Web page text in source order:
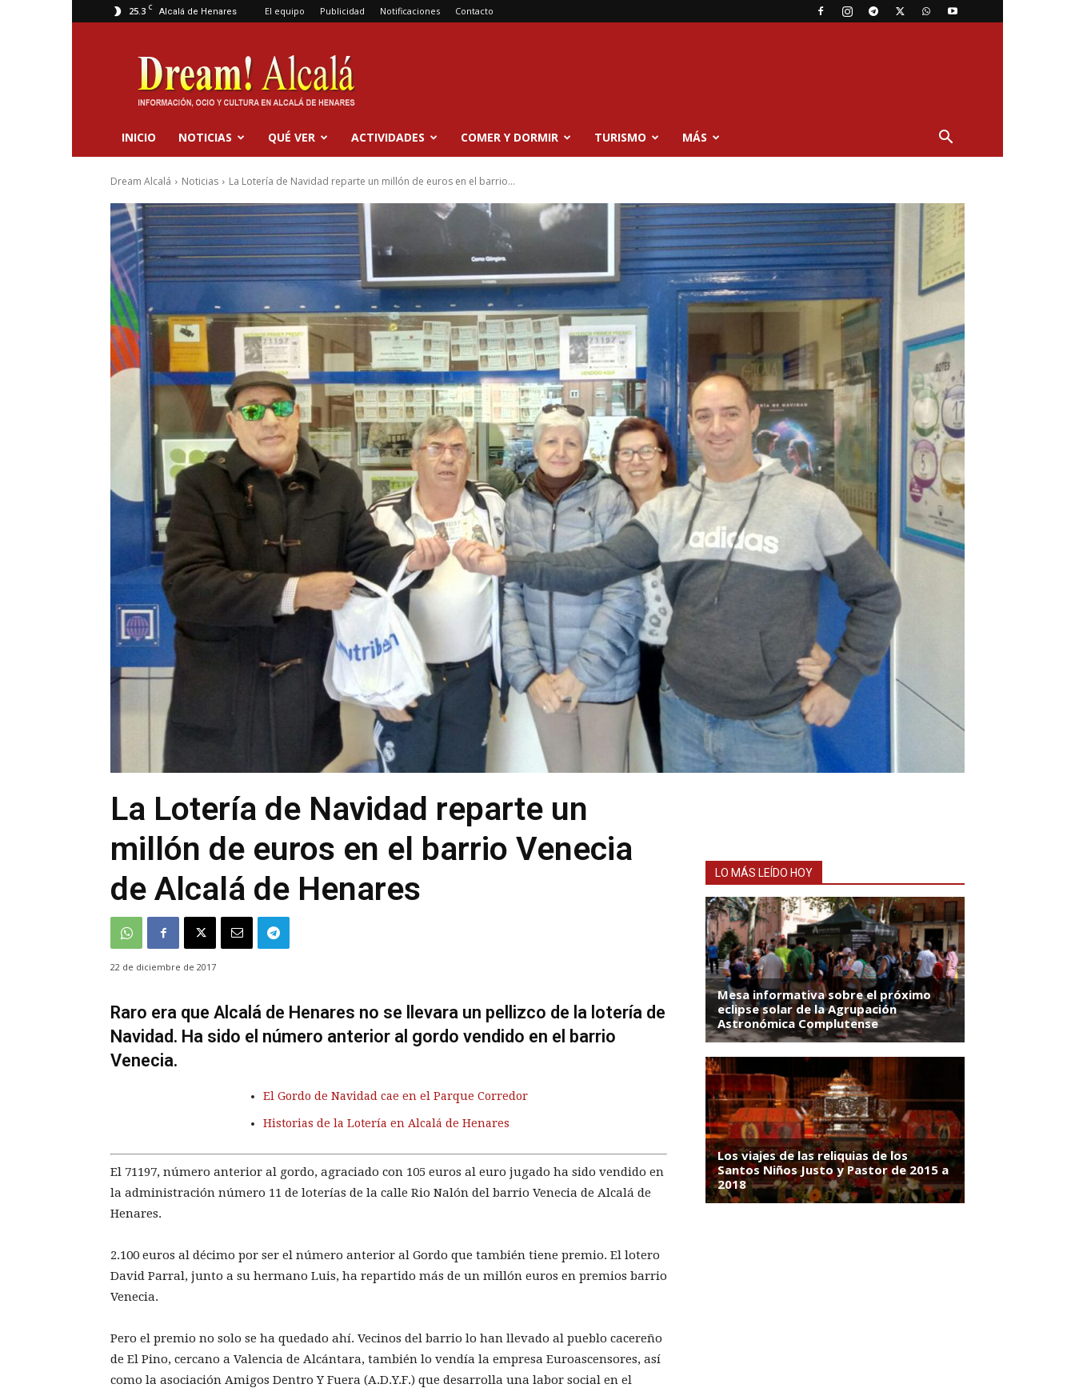
25.3 C Alcalá de Henares El equipo Publicidad Notificaciones Contacto
Dream
Alcalá
INICIO NOTICIAS QUÉ VER ACTIVIDADES COMER Y DORMIR TURISMO MÁS
Dream Alcalá Noticias La Lotería de Navidad reparte un millón de euros en el barrio...
La Lotería de Navidad reparte un
millón de euros en el barrio Venecia
de Alcalá de Henares
22 de diciembre de 2017
Raro era que Alcalá de Henares no se llevara un pellizco de la lotería de
Navidad. Ha sido el número anterior al gordo vendido en el barrio
Venecia.
El Gordo de Navidad cae en el Parque Corredor
Historias de la Lotería en Alcalá de Henares
El 71197, número anterior al gordo, agraciado con 105 euros al euro jugado ha sido vendido en
la administración número 11 de loterías de la calle Rio Nalón del barrio Venecia de Alcalá de
Henares.
2.100 euros al décimo por ser el número anterior al Gordo que también tiene premio. El lotero
David Parral, junto a su hermano Luis, ha repartido más de un millón euros en premios barrio
Venecia.
Pero el premio no solo se ha quedado ahí. Vecinos del barrio lo han llevado al pueblo cacereño
de El Pino, cercano a Valencia de Alcántara, también lo vendía la empresa Euroascensores, así
como la asociación Amigos Dentro Y Fuera (A.D.Y.F.) que desarrolla una labor social en el
LO MÁS LEÍDO HOY